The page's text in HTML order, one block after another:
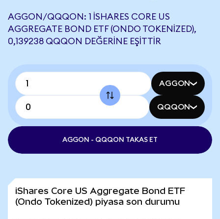
AGGON/QQQON: 1 ISHARES CORE US
AGGREGATE BOND ETF (ONDO TOKENIZED),
0,139238 QQQON DEĞERINE EŞITTIR
AGGON
QQQON
AGGON - QQQON TAKAS ET
iShares Core US Aggregate Bond ETF
(Ondo Tokenized) piyasa son durumu